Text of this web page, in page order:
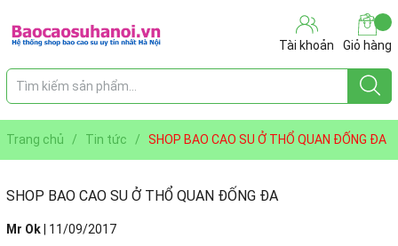
Tài khoản Giỏ hàng
Trang chủ / Tin tức / SHOP BAO CAO SU Ở THỔ QUAN ĐỐNG ĐA
SHOP BAO CAO SU Ở THỔ QUAN ĐỐNG ĐA
Mr Ok 11/09/2017